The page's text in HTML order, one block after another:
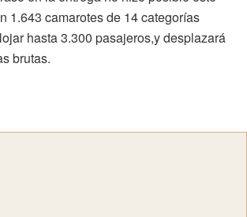
1.643 camarotes de 14 categorías
hasta 3.300 pasajeros,y desplazará
brutas.